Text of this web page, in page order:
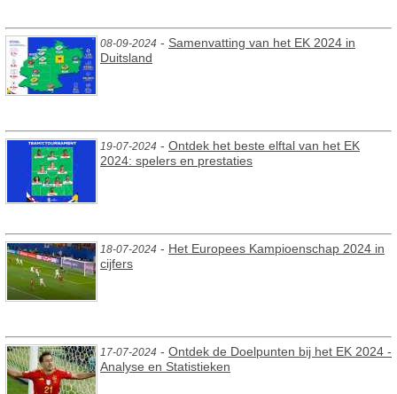
08-09-2024 - Samenvatting van het EK 2024 in
Duitsland
19-07-2024 - Ontdek het beste elftal van het EK
2024: spelers en prestaties
18-07-2024 - Het Europees Kampioenschap 2024 in
cijfers
17-07-2024 - Ontdek de Doelpunten bij het EK 2024 -
Analyse en Statistieken